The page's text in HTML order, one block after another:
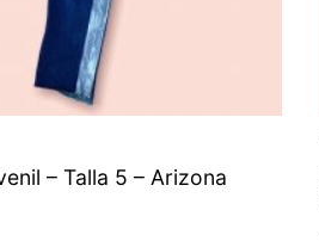
– Talla 5 – Arizona